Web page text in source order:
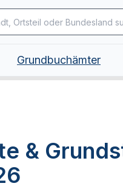
Grundbuchämter
&